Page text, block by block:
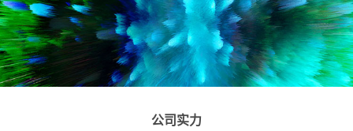
公司实力